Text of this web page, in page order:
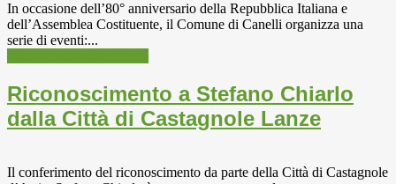
In occasione dell’80° anniversario della Repubblica Italiana e
dell’Assemblea Costituente, il Comune di Canelli organizza una
serie di eventi:...
Riconoscimento a Stefano Chiarlo
dalla Città di Castagnole Lanze
Il conferimento del riconoscimento da parte della Città di Castagnole